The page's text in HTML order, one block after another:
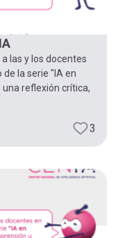
las y los docentes
la serie "IA en
reflexión crítica,
3